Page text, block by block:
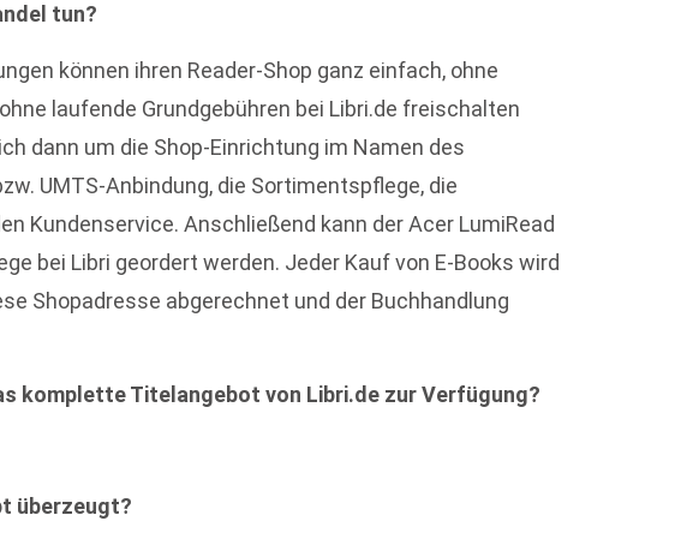
tun?
können ihren Reader-Shop ganz einfach, ohne
laufende Grundgebühren bei Libri.de freischalten
dann um die Shop-Einrichtung im Namen des
UMTS-Anbindung, die Sortimentspflege, die
Kundenservice. Anschließend kann der Acer LumiRead
bei Libri geordert werden. Jeder Kauf von E-Books wird
Shopadresse abgerechnet und der Buchhandlung
komplette Titelangebot von Libri.de zur Verfügung?
überzeugt?